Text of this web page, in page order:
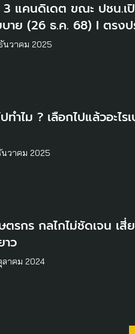
3 แคนดิเดต ขณะ ปชน.เ
าย (26 ธ.ค. 68) I ตรงป
นวาคม 2025
ทำไม ? เลือกไปแล้วอะไร
นวาคม 2025
รกร กลไกไม่ชัดเจน เสี่
าว
ลาคม 2024